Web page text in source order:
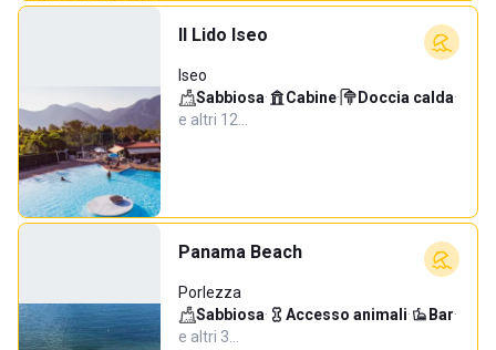
Il Lido Iseo
Iseo
Sabbiosa· Cabine· Doccia calda·
e altri 12…
Panama Beach
Porlezza
Sabbiosa· Accesso animali· Bar·
e altri 3…